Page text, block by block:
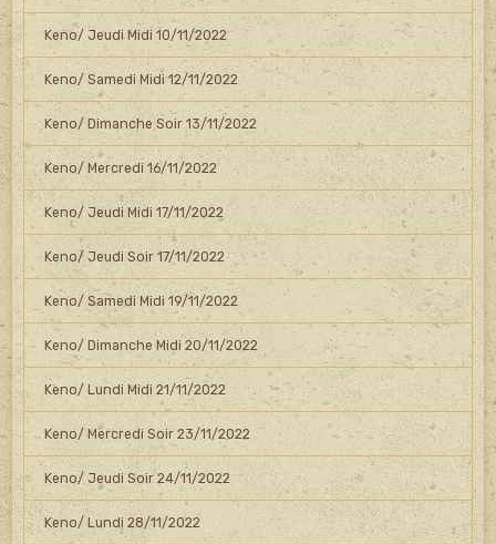
Keno/ Jeudi Midi 10/11/2022
Keno/ Samedi Midi 12/11/2022
Keno/ Dimanche Soir 13/11/2022
Keno/ Mercredi 16/11/2022
Keno/ Jeudi Midi 17/11/2022
Keno/ Jeudi Soir 17/11/2022
Keno/ Samedi Midi 19/11/2022
Keno/ Dimanche Midi 20/11/2022
Keno/ Lundi Midi 21/11/2022
Keno/ Mercredi Soir 23/11/2022
Keno/ Jeudi Soir 24/11/2022
Keno/ Lundi 28/11/2022